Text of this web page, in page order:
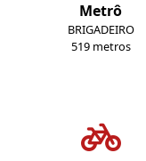
Metrô
BRIGADEIRO
519 metros